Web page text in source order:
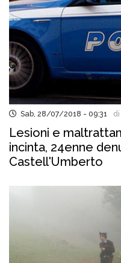
Sab, 28/07/2018 - 09:31
Lesioni e
incinta, 24enne
Castell'Umberto